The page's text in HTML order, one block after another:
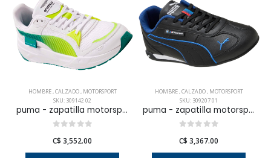
HOMBRE,CALZADO, MOTORSPORT
SKU: 309142 02
puma - zapatilla motorsport amf1 trinity 2 para hombre
C$ 3,552.00
HOMBRE,CALZADO, MOTORSPORT
SKU: 309207 01
puma - zapatilla motorsport bmw mms replicatch para hombre
C$ 3,367.00